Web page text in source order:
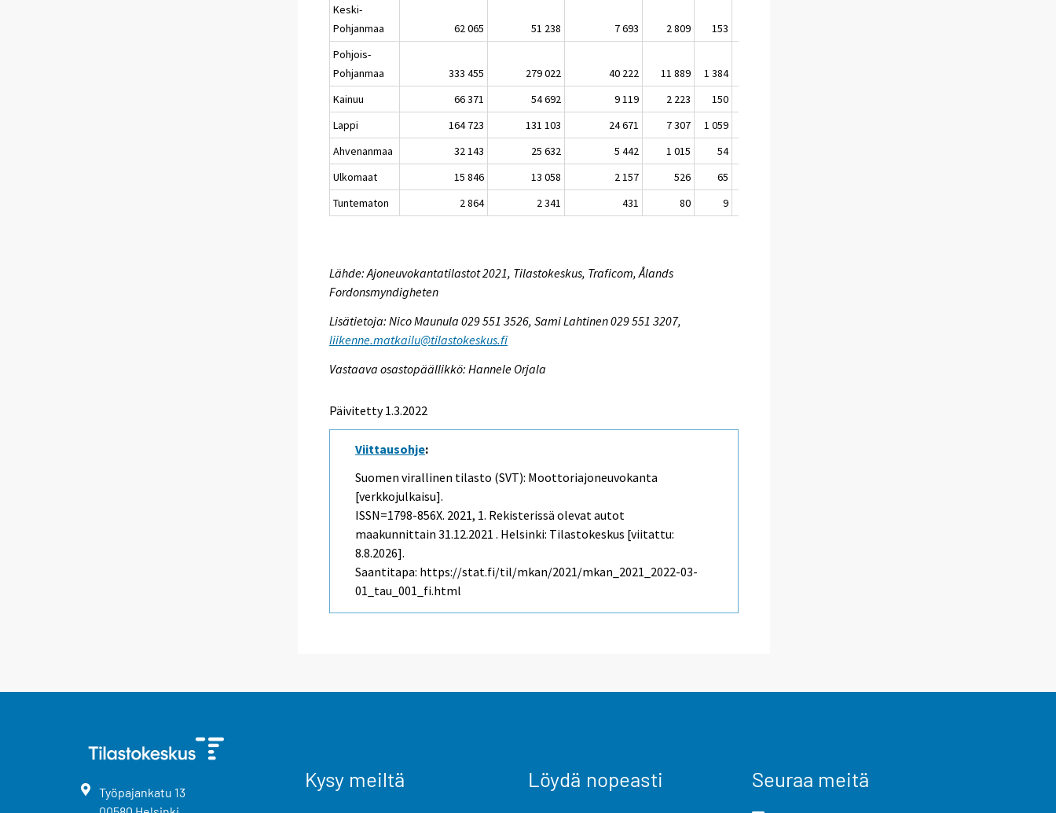
Keski-
Pohjanmaa
62 065 51 238 7 693 2 809 153
Pohjois-
Pohjanmaa
333 455 279 022 40 222 11 889 1 384
Kainuu
66 371 54 692 9 119 2 223 150
Lappi
164 723 131 103 24 671 7 307 1 059
Ahvenanmaa
32 143 25 632 5 442 1 015 54
Ulkomaat
15 846 13 058 2 157 526 65
Tuntematon
2 864 2 341 431 80 9
Lähde: Ajoneuvokantatilastot 2021, Tilastokeskus, Traficom, Ålands
Fordonsmyndigheten
Lisätietoja: Nico Maunula 029 551 3526, Sami Lahtinen 029 551 3207,
liikenne.matkailu@tilastokeskus.fi
Vastaava osastopäällikkö: Hannele Orjala
Päivitetty 1.3.2022
Viittausohje:
Suomen virallinen tilasto (SVT): Moottoriajoneuvokanta
[verkkojulkaisu].
ISSN=1798-856X. 2021, 1. Rekisterissä olevat autot
maakunnittain 31.12.2021 . Helsinki: Tilastokeskus [viitattu:
8.8.2026].
Saantitapa: https://stat.fi/til/mkan/2021/mkan_2021_2022-03-
01_tau_001_fi.html
Työpajankatu 13
Kysy meiltä Löydä nopeasti Seuraa meitä